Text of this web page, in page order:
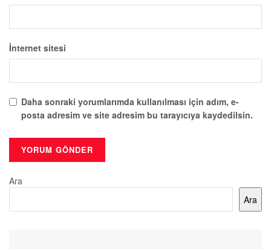
İnternet sitesi
Daha sonraki yorumlarımda kullanılması için adım, e-
posta adresim ve site adresim bu tarayıcıya kaydedilsin.
Ara
Ara